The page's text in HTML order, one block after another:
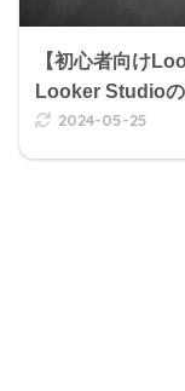
【初心者向け
Looker Studio
2024-05-25